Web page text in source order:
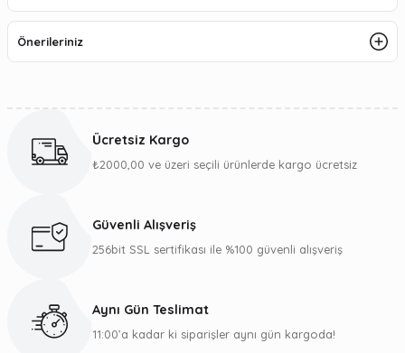
Önerileriniz
Ücretsiz Kargo
₺2000,00 ve üzeri seçili ürünlerde kargo ücretsiz
Güvenli Alışveriş
256bit SSL sertifikası ile %100 güvenli alışveriş
Aynı Gün Teslimat
11:00’a kadar ki siparişler aynı gün kargoda!